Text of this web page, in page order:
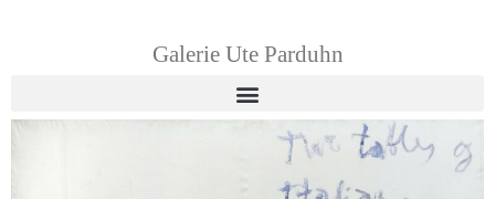
Galerie Ute Parduhn